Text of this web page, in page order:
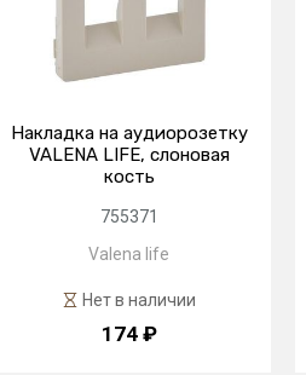
Накладка на аудиорозетку
VALENA LIFE, слоновая
кость
755371
Valena life
Нет в наличии
174 ₽